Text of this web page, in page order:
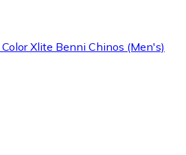
Xlite Benni Chinos (Men's)